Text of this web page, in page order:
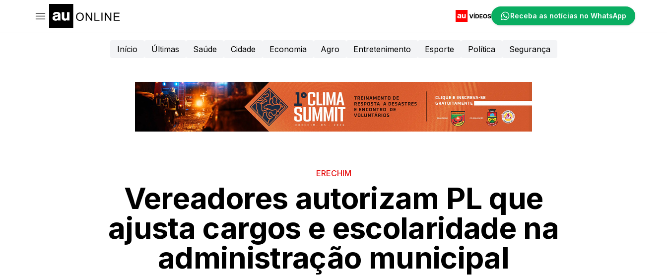
Receba as notícias no WhatsApp
Início Últimas Saúde Cidade Economia Agro Entretenimento Esporte Política Segurança
ERECHIM
Vereadores autorizam PL que
ajusta cargos e escolaridade na
administração municipal